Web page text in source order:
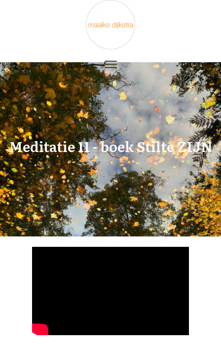
Meditatie 11 - boek Stilte ZIJN